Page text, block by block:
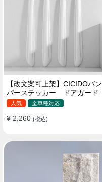
【改文案可上架】CICIDOバン
パーステッカー ドアガード
衝突防止プロテクター 耐スク
人気 全車種対応
¥ 2,260 (税込)